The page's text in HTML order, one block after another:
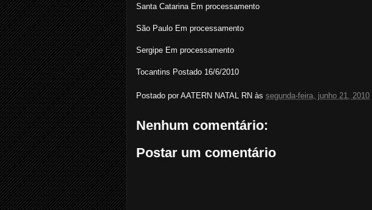
Santa Catarina Em processamento
São Paulo Em processamento
Sergipe Em processamento
Tocantins Postado 16/6/2010
Postado por AATERN NATAL RN às segunda-feira, junho 21, 2010
Nenhum comentário:
Postar um comentário